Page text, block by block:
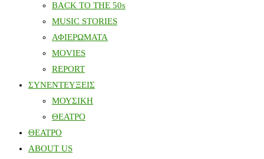
BACK TO THE 50s
MUSIC STORIES
ΑΦΙΕΡΩΜΑΤΑ
MOVIES
REPORT
ΣΥΝΕΝΤΕΥΞΕΙΣ
ΜΟΥΣΙΚΗ
ΘΕΑΤΡΟ
ΘΕΑΤΡΟ
ABOUT US